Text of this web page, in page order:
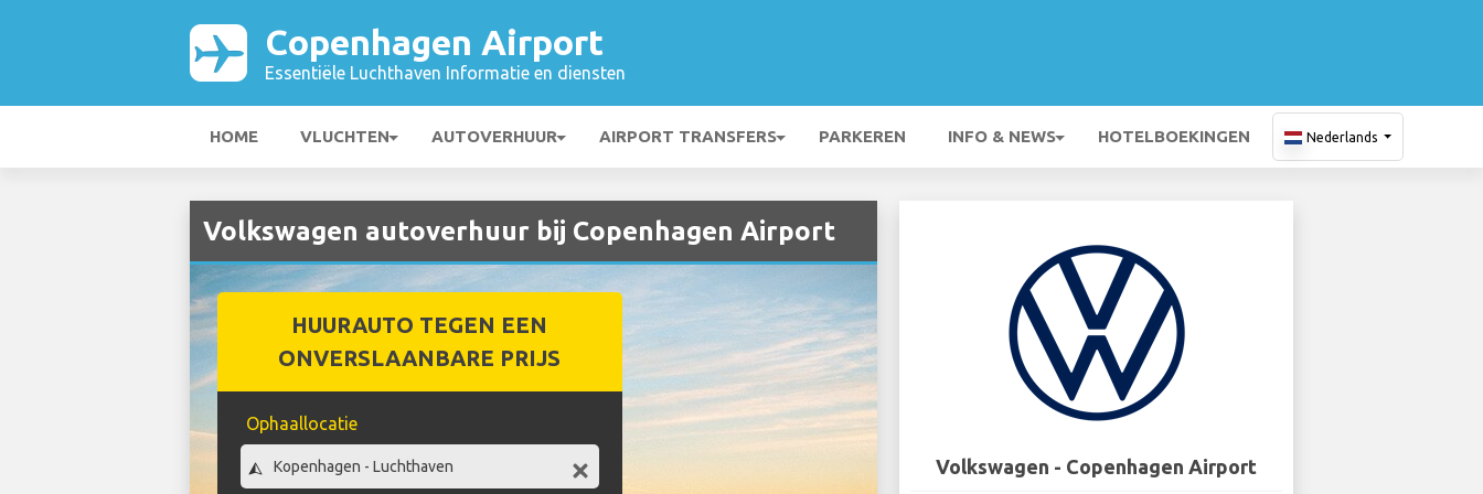
Copenhagen Airport
Essentiële Luchthaven Informatie en diensten
HOME VLUCHTEN AUTOVERHUUR AIRPORT TRANSFERS PARKEREN INFO & NEWS HOTELBOEKINGEN Nederlands
Volkswagen autoverhuur bij Copenhagen Airport
HUURAUTO TEGEN EEN
ONVERSLAANBARE PRIJS
Ophaallocatie
Volkswagen - Copenhagen Airport